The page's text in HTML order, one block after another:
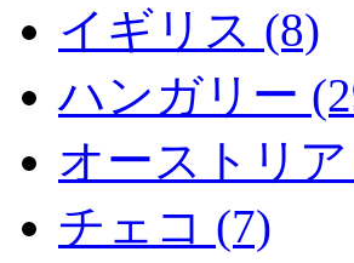
イギリス (8)
ハンガリー
オーストリア
チェコ (7)